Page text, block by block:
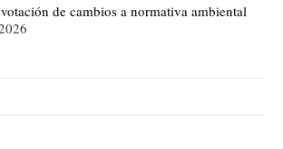
de cambios a normativa ambiental